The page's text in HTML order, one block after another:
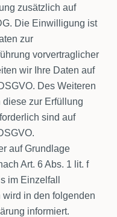
zusätzlich auf
Die Einwilligung ist
zur
vorvertraglicher
wir Ihre Daten auf
Des Weiteren
diese zur Erfüllung
sind auf
auf Grundlage
Art. 6 Abs. 1 lit. f
im Einzelfall
in den folgenden
informiert.